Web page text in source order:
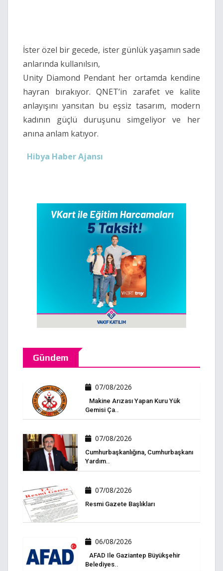
İster özel bir gecede, ister günlük yaşamın sade
anlarında kullanılsın,
Unity Diamond Pendant her ortamda kendine
hayran bırakıyor. QNET’in zarafet ve kalite
anlayışını yansıtan bu eşsiz tasarım, modern
kadının güçlü duruşunu simgeliyor ve her
anına anlam katıyor.
Hibya Haber Ajansı
Gündem
07/08/2026
Makine Arızası Yapan Kuru Yük
Gemisi Ça..
07/08/2026
Cumhurbaşkanlığına, Cumhurbaşkanı
Yardım..
07/08/2026
Resmi Gazete Başlıkları
06/08/2026
AFAD Ile Gaziantep Büyükşehir
Belediyes..